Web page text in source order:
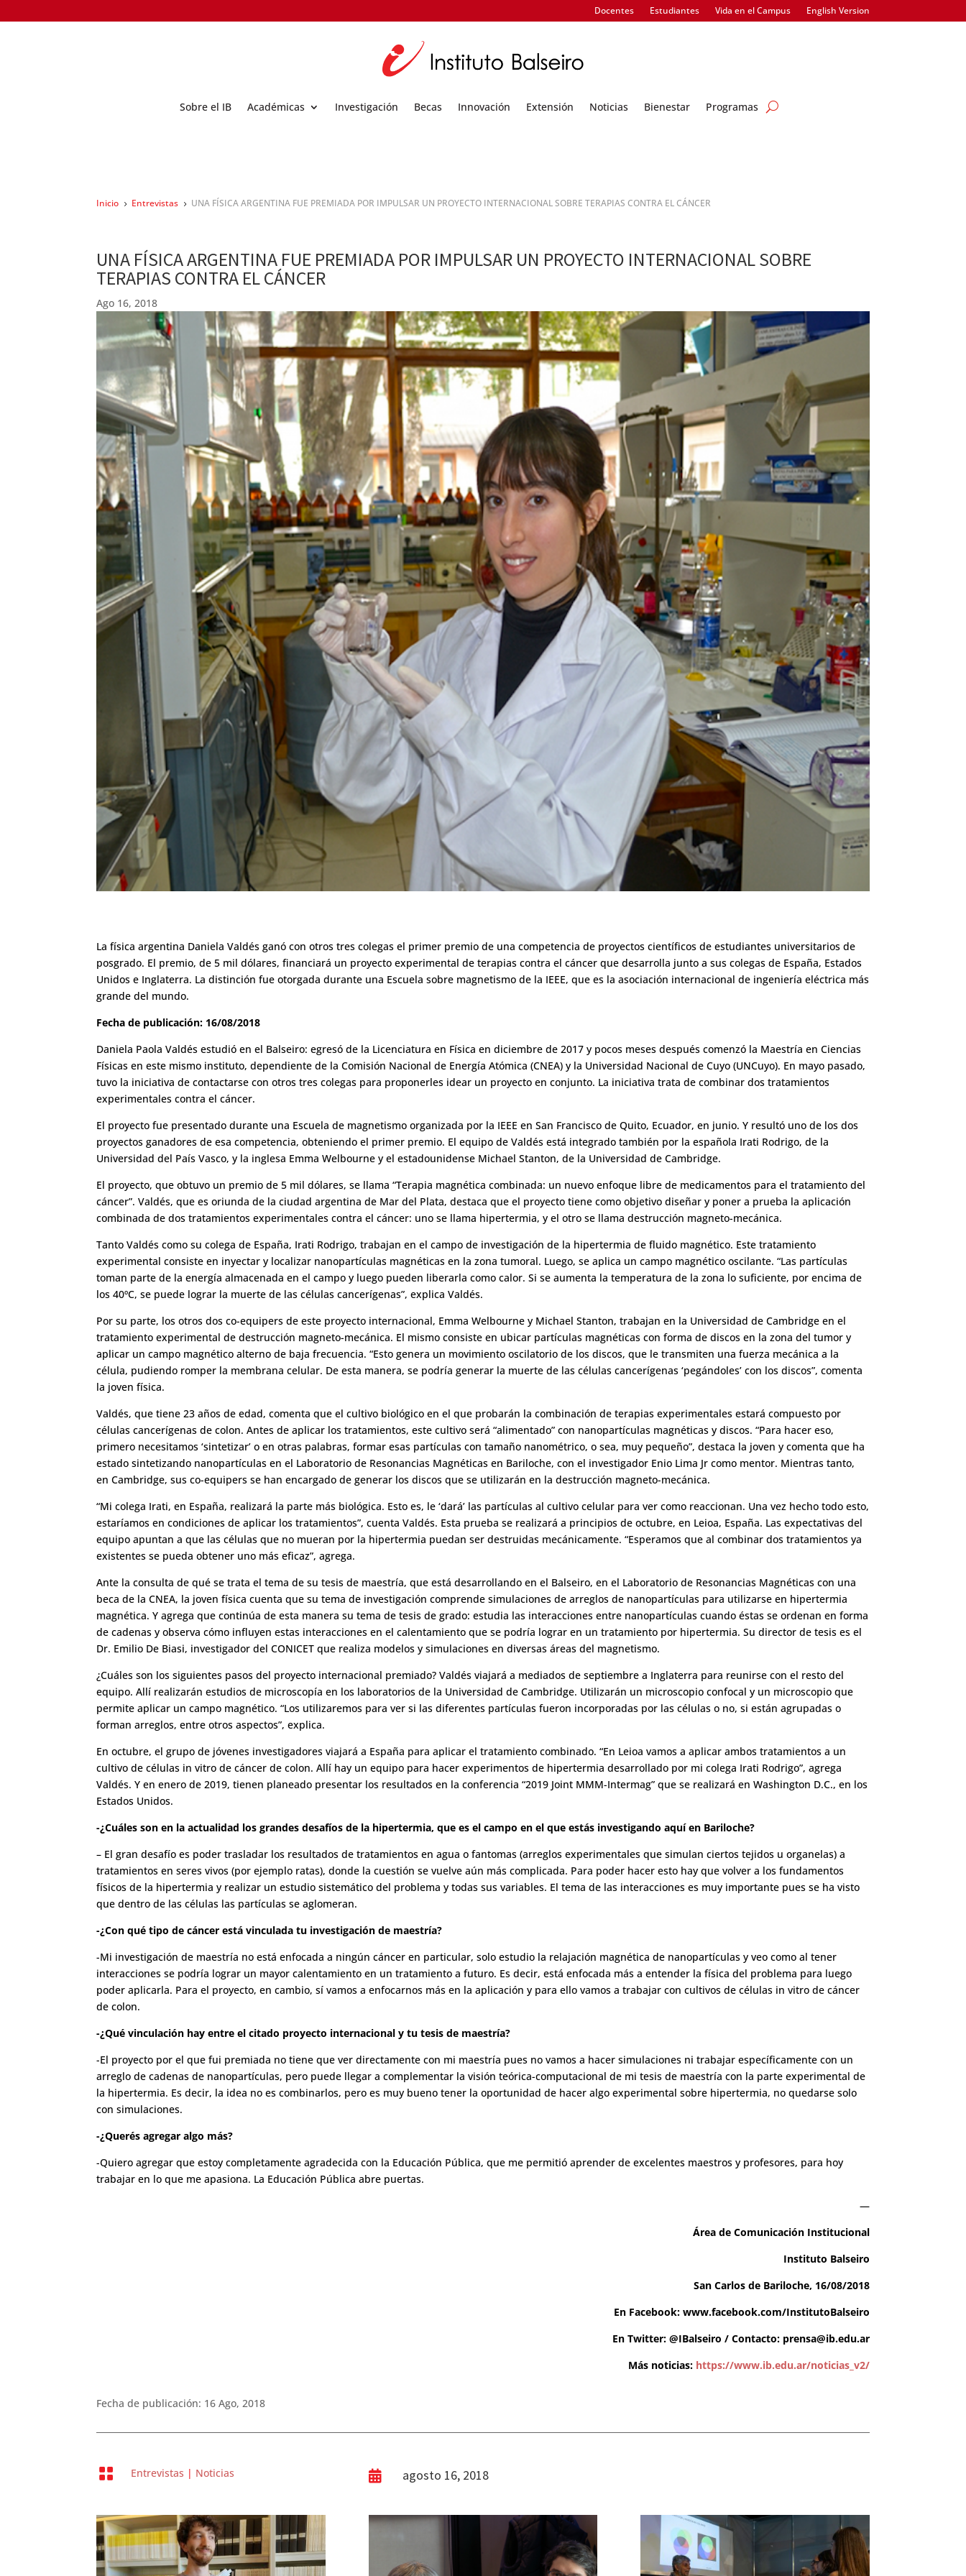
Docentes Estudiantes Vida en el Campus English Version
Sobre el IB Académicas Investigación Becas Innovación Extensión Noticias Bienestar Programas
Inicio 5 Entrevistas 5 UNA FÍSICA ARGENTINA FUE PREMIADA POR IMPULSAR UN PROYECTO INTERNACIONAL SOBRE TERAPIAS CONTRA EL CÁNCER
UNA FÍSICA ARGENTINA FUE PREMIADA POR IMPULSAR UN PROYECTO INTERNACIONAL SOBRE
TERAPIAS CONTRA EL CÁNCER
Ago 16, 2018
La física argentina Daniela Valdés ganó con otros tres colegas el primer premio de una competencia de proyectos científicos de estudiantes universitarios de
posgrado. El premio, de 5 mil dólares, financiará un proyecto experimental de terapias contra el cáncer que desarrolla junto a sus colegas de España, Estados
Unidos e Inglaterra. La distinción fue otorgada durante una Escuela sobre magnetismo de la IEEE, que es la asociación internacional de ingeniería eléctrica más
grande del mundo.
Fecha de publicación: 16/08/2018
Daniela Paola Valdés estudió en el Balseiro: egresó de la Licenciatura en Física en diciembre de 2017 y pocos meses después comenzó la Maestría en Ciencias
Físicas en este mismo instituto, dependiente de la Comisión Nacional de Energía Atómica (CNEA) y la Universidad Nacional de Cuyo (UNCuyo). En mayo pasado,
tuvo la iniciativa de contactarse con otros tres colegas para proponerles idear un proyecto en conjunto. La iniciativa trata de combinar dos tratamientos
experimentales contra el cáncer.
El proyecto fue presentado durante una Escuela de magnetismo organizada por la IEEE en San Francisco de Quito, Ecuador, en junio. Y resultó uno de los dos
proyectos ganadores de esa competencia, obteniendo el primer premio. El equipo de Valdés está integrado también por la española Irati Rodrigo, de la
Universidad del País Vasco, y la inglesa Emma Welbourne y el estadounidense Michael Stanton, de la Universidad de Cambridge.
El proyecto, que obtuvo un premio de 5 mil dólares, se llama “Terapia magnética combinada: un nuevo enfoque libre de medicamentos para el tratamiento del
cáncer”. Valdés, que es oriunda de la ciudad argentina de Mar del Plata, destaca que el proyecto tiene como objetivo diseñar y poner a prueba la aplicación
combinada de dos tratamientos experimentales contra el cáncer: uno se llama hipertermia, y el otro se llama destrucción magneto-mecánica.
Tanto Valdés como su colega de España, Irati Rodrigo, trabajan en el campo de investigación de la hipertermia de fluido magnético. Este tratamiento
experimental consiste en inyectar y localizar nanopartículas magnéticas en la zona tumoral. Luego, se aplica un campo magnético oscilante. “Las partículas
toman parte de la energía almacenada en el campo y luego pueden liberarla como calor. Si se aumenta la temperatura de la zona lo suficiente, por encima de
los 40ºC, se puede lograr la muerte de las células cancerígenas”, explica Valdés.
Por su parte, los otros dos co-equipers de este proyecto internacional, Emma Welbourne y Michael Stanton, trabajan en la Universidad de Cambridge en el
tratamiento experimental de destrucción magneto-mecánica. El mismo consiste en ubicar partículas magnéticas con forma de discos en la zona del tumor y
aplicar un campo magnético alterno de baja frecuencia. “Esto genera un movimiento oscilatorio de los discos, que le transmiten una fuerza mecánica a la
célula, pudiendo romper la membrana celular. De esta manera, se podría generar la muerte de las células cancerígenas ‘pegándoles’ con los discos”, comenta
la joven física.
Valdés, que tiene 23 años de edad, comenta que el cultivo biológico en el que probarán la combinación de terapias experimentales estará compuesto por
células cancerígenas de colon. Antes de aplicar los tratamientos, este cultivo será “alimentado” con nanopartículas magnéticas y discos. “Para hacer eso,
primero necesitamos ‘sintetizar’ o en otras palabras, formar esas partículas con tamaño nanométrico, o sea, muy pequeño”, destaca la joven y comenta que ha
estado sintetizando nanopartículas en el Laboratorio de Resonancias Magnéticas en Bariloche, con el investigador Enio Lima Jr como mentor. Mientras tanto,
en Cambridge, sus co-equipers se han encargado de generar los discos que se utilizarán en la destrucción magneto-mecánica.
“Mi colega Irati, en España, realizará la parte más biológica. Esto es, le ‘dará’ las partículas al cultivo celular para ver como reaccionan. Una vez hecho todo esto,
estaríamos en condiciones de aplicar los tratamientos”, cuenta Valdés. Esta prueba se realizará a principios de octubre, en Leioa, España. Las expectativas del
equipo apuntan a que las células que no mueran por la hipertermia puedan ser destruidas mecánicamente. “Esperamos que al combinar dos tratamientos ya
existentes se pueda obtener uno más eficaz”, agrega.
Ante la consulta de qué se trata el tema de su tesis de maestría, que está desarrollando en el Balseiro, en el Laboratorio de Resonancias Magnéticas con una
beca de la CNEA, la joven física cuenta que su tema de investigación comprende simulaciones de arreglos de nanopartículas para utilizarse en hipertermia
magnética. Y agrega que continúa de esta manera su tema de tesis de grado: estudia las interacciones entre nanopartículas cuando éstas se ordenan en forma
de cadenas y observa cómo influyen estas interacciones en el calentamiento que se podría lograr en un tratamiento por hipertermia. Su director de tesis es el
Dr. Emilio De Biasi, investigador del CONICET que realiza modelos y simulaciones en diversas áreas del magnetismo.
¿Cuáles son los siguientes pasos del proyecto internacional premiado? Valdés viajará a mediados de septiembre a Inglaterra para reunirse con el resto del
equipo. Allí realizarán estudios de microscopía en los laboratorios de la Universidad de Cambridge. Utilizarán un microscopio confocal y un microscopio que
permite aplicar un campo magnético. “Los utilizaremos para ver si las diferentes partículas fueron incorporadas por las células o no, si están agrupadas o
forman arreglos, entre otros aspectos”, explica.
En octubre, el grupo de jóvenes investigadores viajará a España para aplicar el tratamiento combinado. “En Leioa vamos a aplicar ambos tratamientos a un
cultivo de células in vitro de cáncer de colon. Allí hay un equipo para hacer experimentos de hipertermia desarrollado por mi colega Irati Rodrigo”, agrega
Valdés. Y en enero de 2019, tienen planeado presentar los resultados en la conferencia “2019 Joint MMM-Intermag” que se realizará en Washington D.C., en los
Estados Unidos.
-¿Cuáles son en la actualidad los grandes desafíos de la hipertermia, que es el campo en el que estás investigando aquí en Bariloche?
– El gran desafío es poder trasladar los resultados de tratamientos en agua o fantomas (arreglos experimentales que simulan ciertos tejidos u organelas) a
tratamientos en seres vivos (por ejemplo ratas), donde la cuestión se vuelve aún más complicada. Para poder hacer esto hay que volver a los fundamentos
físicos de la hipertermia y realizar un estudio sistemático del problema y todas sus variables. El tema de las interacciones es muy importante pues se ha visto
que dentro de las células las partículas se aglomeran.
-¿Con qué tipo de cáncer está vinculada tu investigación de maestría?
-Mi investigación de maestría no está enfocada a ningún cáncer en particular, solo estudio la relajación magnética de nanopartículas y veo como al tener
interacciones se podría lograr un mayor calentamiento en un tratamiento a futuro. Es decir, está enfocada más a entender la física del problema para luego
poder aplicarla. Para el proyecto, en cambio, sí vamos a enfocarnos más en la aplicación y para ello vamos a trabajar con cultivos de células in vitro de cáncer
de colon.
-¿Qué vinculación hay entre el citado proyecto internacional y tu tesis de maestría?
-El proyecto por el que fui premiada no tiene que ver directamente con mi maestría pues no vamos a hacer simulaciones ni trabajar específicamente con un
arreglo de cadenas de nanopartículas, pero puede llegar a complementar la visión teórica-computacional de mi tesis de maestría con la parte experimental de
la hipertermia. Es decir, la idea no es combinarlos, pero es muy bueno tener la oportunidad de hacer algo experimental sobre hipertermia, no quedarse solo
con simulaciones.
-¿Querés agregar algo más?
-Quiero agregar que estoy completamente agradecida con la Educación Pública, que me permitió aprender de excelentes maestros y profesores, para hoy
trabajar en lo que me apasiona. La Educación Pública abre puertas.
—
Área de Comunicación Institucional
Instituto Balseiro
San Carlos de Bariloche, 16/08/2018
En Facebook: www.facebook.com/InstitutoBalseiro
En Twitter: @IBalseiro / Contacto: prensa@ib.edu.ar
Más noticias: https://www.ib.edu.ar/noticias_v2/
Fecha de publicación: 16 Ago, 2018
 Entrevistas | Noticias  agosto 16, 2018